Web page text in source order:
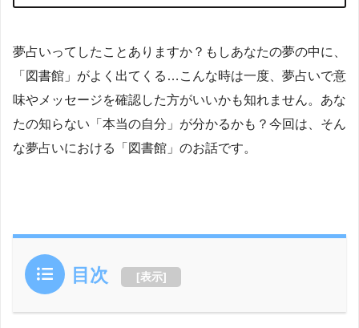
夢占いってしたことありますか？もしあなたの夢の中に、
「図書館」がよく出てくる…こんな時は一度、夢占いで意
味やメッセージを確認した方がいいかも知れません。あな
たの知らない「本当の自分」が分かるかも？今回は、そん
な夢占いにおける「図書館」のお話です。
目次 [表示]